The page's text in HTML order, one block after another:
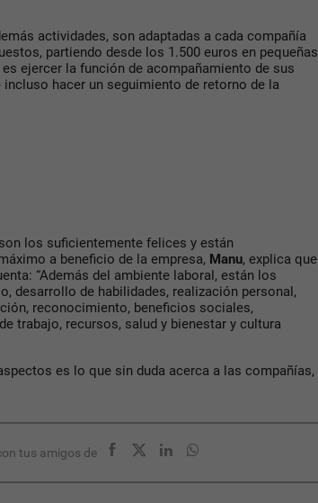
actividades, son adaptadas a cada compañía
partiendo desde los 1.500 euros en pequeñas
ejercer la función de acompañamiento de sus
hacer un seguimiento de retorno de la
los suficientemente felices y están
a beneficio de la empresa, Manu, explica que
“Además del ambiente laboral, están los
desarrollo de habilidades, realización personal,
reconocimiento, beneficios sociales,
trabajo, recursos, salud y bienestar y cultura
es lo que sin duda acerca a las compañías,
tus amigos de